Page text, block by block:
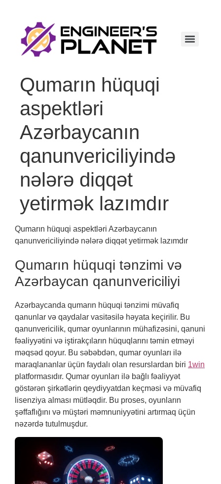
Qumarın hüquqi
aspektləri
Azərbaycanın
qanunvericiliyində
nələrə diqqət
yetirmək lazımdır
Qumarın hüquqi aspektləri Azərbaycanın
qanunvericiliyində nələrə diqqət yetirmək lazımdır
Qumarın hüquqi tənzimi və
Azərbaycan qanunvericiliyi
Azərbaycanda qumarın hüquqi tənzimi müvafiq
qanunlar və qaydalar vasitəsilə həyata keçirilir. Bu
qanunvericilik, qumar oyunlarının mühafizəsini, qanuni
fəaliyyətini və iştirakçıların hüquqlarını təmin etməyi
məqsəd qoyur. Bu səbəbdən, qumar oyunları ilə
maraqlananlar üçün faydalı olan resurslardan biri 1win
platformasıdır. Qumar oyunları ilə bağlı fəaliyyət
göstərən şirkətlərin qeydiyyatdan keçməsi və müvafiq
lisenziya alması mütləqdir. Bu proses, oyunların
şəffaflığını və müştəri məmnuniyyətini artırmaq üçün
nəzərdə tutulmuşdur.